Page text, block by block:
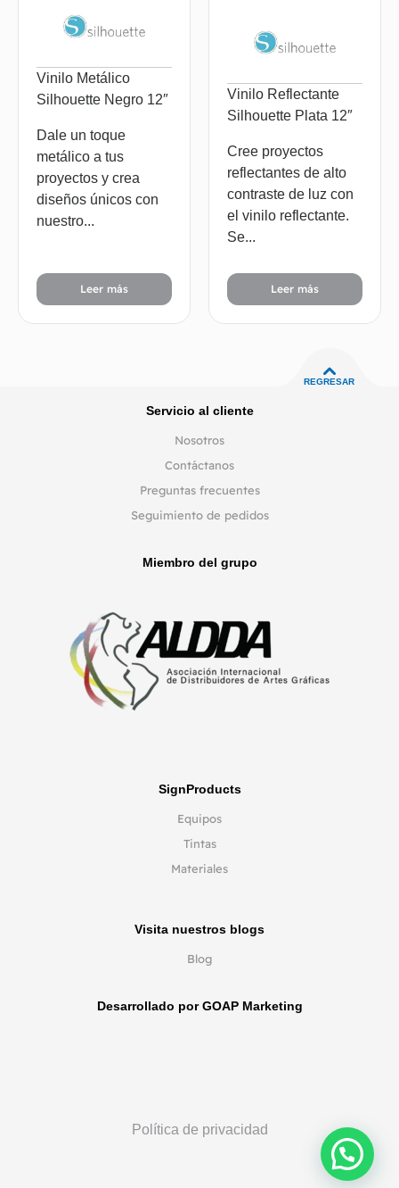
Vinilo Metálico
Silhouette Negro 12″
Dale un toque
metálico a tus
proyectos y crea
diseños únicos con
nuestro...
Leer más
Vinilo Reflectante
Silhouette Plata 12″
Cree proyectos
reflectantes de alto
contraste de luz con
el vinilo reflectante.
Se...
Leer más
REGRESAR
Servicio al cliente
Nosotros
Contáctanos
Preguntas frecuentes
Seguimiento de pedidos
Miembro del grupo
SignProducts
Equipos
Tintas
Materiales
Desarrollado por GOAP Marketing
Política de privacidad
Visita nuestros blogs
Blog